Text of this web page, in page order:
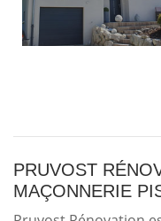
PRUVOST
MAÇONNERIE